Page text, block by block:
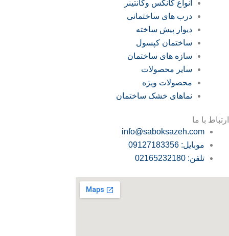
انواع کانکس وکانتینر
درب های ساختمانی
دیوار پیش ساخته
ساختمان کپسول
سازه های ساختمان
سایر محصولات
محصولات ویژه
نماهای خشک ساختمان
ارتباط با ما
info@saboksazeh.com
موبایل: 09127183356
تلفن: 02165232180